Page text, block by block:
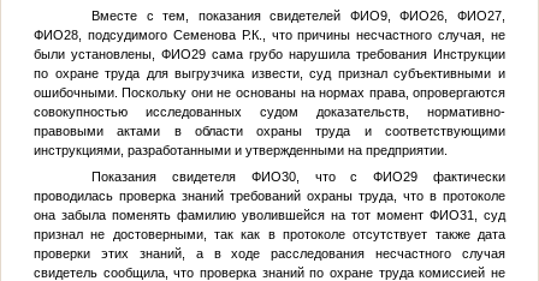
Вместе с тем, показания свидетелей ФИО9,ФИО26 ,ФИО27
ФИО28, подсудимого Семенова Р.К., что причины несчастного случая, не
были установлены, ФИО29 сама грубо нарушила требования Инструкции
по охране труда для выгрузчика извести, суд признал субъективными и
ошибочными. Поскольку они не основаны на нормах права, опровергаются
совокупностью исследованных судом доказательств, нормативно-
правовыми актами в области охраны труда и соответствующими
инструкциями, разработанными и утвержденными на предприятии.
Показания свидетеля ФИО30, что сФИО29 фактически
проводилась проверка знаний требований охраны труда, что в протоколе
она забыла поменять фамилию уволившейся на тот моментФИО31
, суд
признал не достоверными, так как в протоколе отсутствует также дата
проверки этих знаний, а в ходе расследования несчастного случая
свидетель сообщила, что проверка знаний по охране труда комиссией не